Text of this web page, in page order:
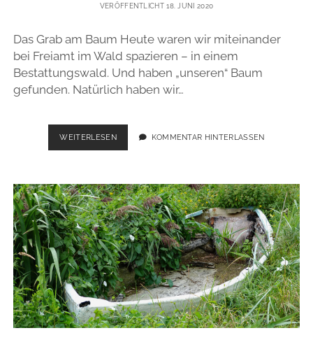
VERÖFFENTLICHT 18. JUNI 2020
Das Grab am Baum Heute waren wir miteinander
bei Freiamt im Wald spazieren – in einem
Bestattungswald. Und haben „unseren“ Baum
gefunden. Natürlich haben wir…
WEITERLESENFRIEDHOF
ODER
KOMMENTAR HINTERLASSEN